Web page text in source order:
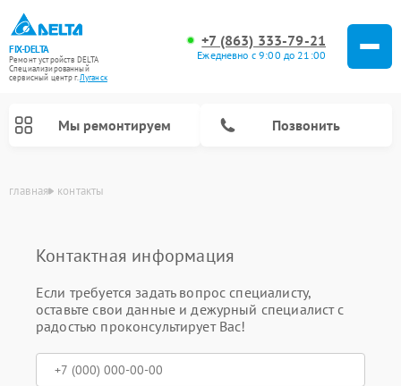
FIX-DELTA
Ремонт устройств DELTA
Специализированный
cервисный центр г.Луганск
+7 (863) 333-79-21
Ежедневно с 9:00 до 21:00
Мы ремонтируем Позвонить
главная контакты
Контактная информация
Если требуется задать вопрос специалисту,
оставьте свои данные и дежурный специалист с
радостью проконсультирует Вас!